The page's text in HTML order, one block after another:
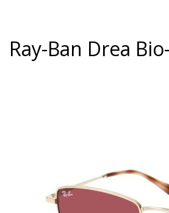
Ray-Ban Drea